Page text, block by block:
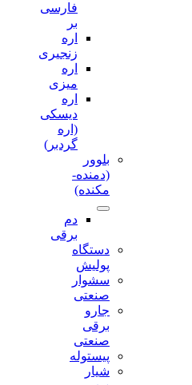
فارسی
زنجیری
دیسکی
گردبر)
بلوور
(دمنده-
مکنده)
دستگاه
پولیش
سشوار
صنعتی
جارو
صنعتی
پیستوله
شیار